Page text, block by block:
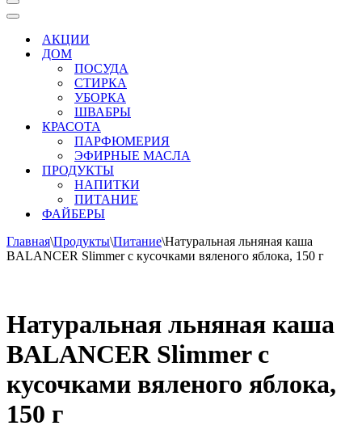
Меню
навигации
Меню
навигацииАКЦИИ
ДОМ
ПОСУДА
СТИРКА
УБОРКА
ШВАБРЫ
КРАСОТА
ПАРФЮМЕРИЯ
ЭФИРНЫЕ МАСЛА
ПРОДУКТЫ
НАПИТКИ
ПИТАНИЕ
ФАЙБЕРЫ
Главная\Продукты\Питание\Натуральная льняная каша
BALANCER Slimmer с кусочками вяленого яблока, 150 г
Натуральная льняная каша
BALANCER Slimmer с
кусочками вяленого яблока,
150 г